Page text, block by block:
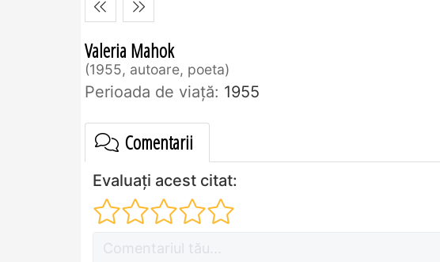
Valeria Mahok
1955, autoare, poeta
Perioada de viaţă: 1955
Comentarii
Evaluați acest citat: